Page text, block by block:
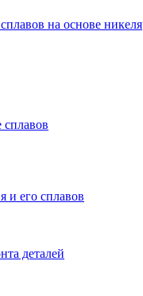
на основе никеля
и его сплавов
деталей